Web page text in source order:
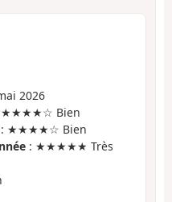
2026
★★★★☆ Bien
: ★★★★☆ Bien
: ★★★★★ Très